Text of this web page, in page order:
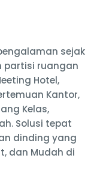
sejak
partisi ruangan
Hotel,
Kantor,
Kelas,
Solusi tepat
dinding yang
dan Mudah di